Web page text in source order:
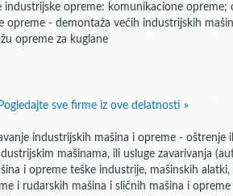
industrijske opreme: komunikacione opreme;
opreme - demontaža većih industrijskih
opreme za kuglane
Pogledajte sve firme iz ove delatnosti »
industrijskih mašina i opreme - oštrenje
mašinama, ili usluge zavarivanja
i opreme teške industrije, mašinskih
i rudarskih mašina i sličnih mašina i